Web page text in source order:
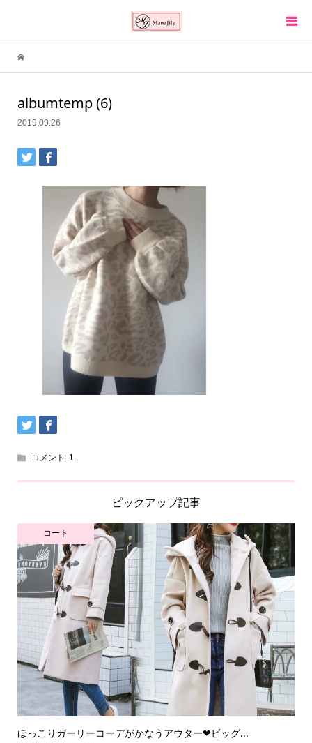
albumtemp (6)
2019.09.26
コメント: 1
ピックアップ記事
コート
ほっこりガーリーコーデがかなうアウター❤ビッグ...